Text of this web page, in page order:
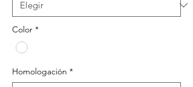
Color *
Homologación *